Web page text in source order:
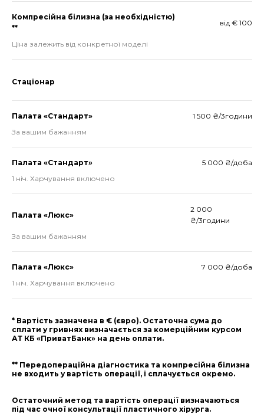
Компресійна білизна (за необхідністю)
**
від € 100
Ціна залежить від конкретної моделі
Стаціонар
Палата «Стандарт»
1 500 ₴/3години
За вашим бажанням
Палата «Стандарт»
5 000 ₴/доба
1 ніч. Харчування включено
Палата «Люкс»
2 000
₴/3години
За вашим бажанням
Палата «Люкс»
7 000 ₴/доба
1 ніч. Харчування включено
* Вартість зазначена в € (євро). Остаточна сума до
сплати у гривнях визначається за комерційним курсом
АТ КБ «ПриватБанк» на день оплати.
** Передопераційна діагностика та компресійна білизна
не входить у вартість операції, і сплачується окремо.
Остаточний метод та вартість операції визначаються
під час очної консультації пластичного хірурга.